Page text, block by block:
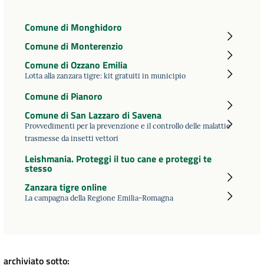
Comune di Monghidoro
Comune di Monterenzio
Comune di Ozzano Emilia
Lotta alla zanzara tigre: kit gratuiti in municipio
Comune di Pianoro
Comune di San Lazzaro di Savena
Provvedimenti per la prevenzione e il controllo delle malattie
trasmesse da insetti vettori
Leishmania. Proteggi il tuo cane e proteggi te
stesso
Zanzara tigre online
La campagna della Regione Emilia-Romagna
archiviato sotto: